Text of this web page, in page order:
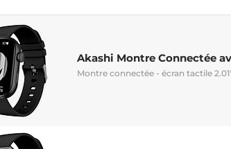
Akashi Montre Connectée
Montre connectée - écran tactile